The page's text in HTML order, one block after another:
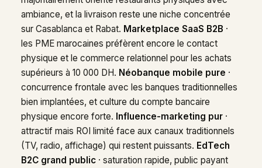
ambiance, et la livraison reste une niche concentrée
sur Casablanca et Rabat. Marketplace SaaS B2B ·
les PME marocaines préfèrent encore le contact
physique et le commerce relationnel pour les achats
supérieurs à 10 000 DH. Néobanque mobile pure ·
concurrence frontale avec les banques traditionnelles
bien implantées, et culture du compte bancaire
physique encore forte. Influence-marketing pur ·
attractif mais ROI limité face aux canaux traditionnels
(TV, radio, affichage) qui restent puissants. EdTech
B2C grand public · saturation rapide, public payant